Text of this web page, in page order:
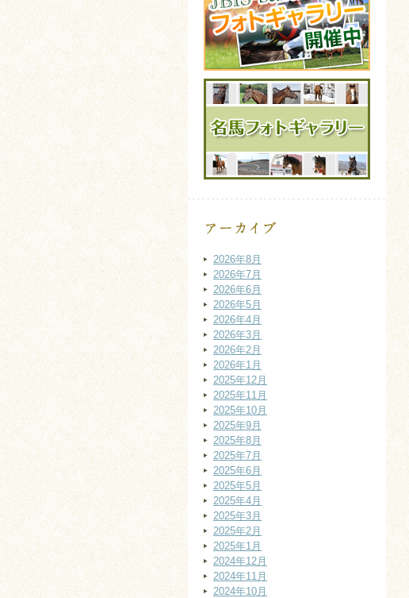
2026年8月
2026年7月
2026年6月
2026年5月
2026年4月
2026年3月
2026年2月
2026年1月
2025年12月
2025年11月
2025年10月
2025年9月
2025年8月
2025年7月
2025年6月
2025年5月
2025年4月
2025年3月
2025年2月
2025年1月
2024年12月
2024年11月
2024年10月